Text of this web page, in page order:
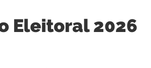
Eleitoral 2026